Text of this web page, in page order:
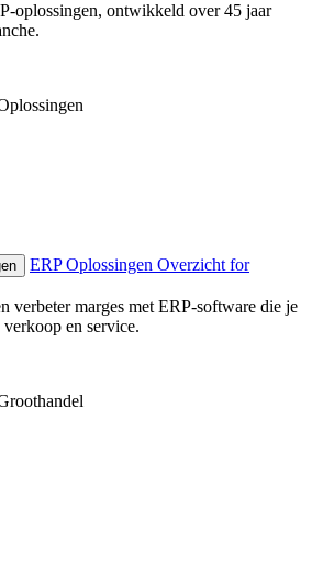
oplossingen, ontwikkeld over 45 jaar
ERP Oplossingen Overzicht for
verbeter marges met ERP-software die je
en service.